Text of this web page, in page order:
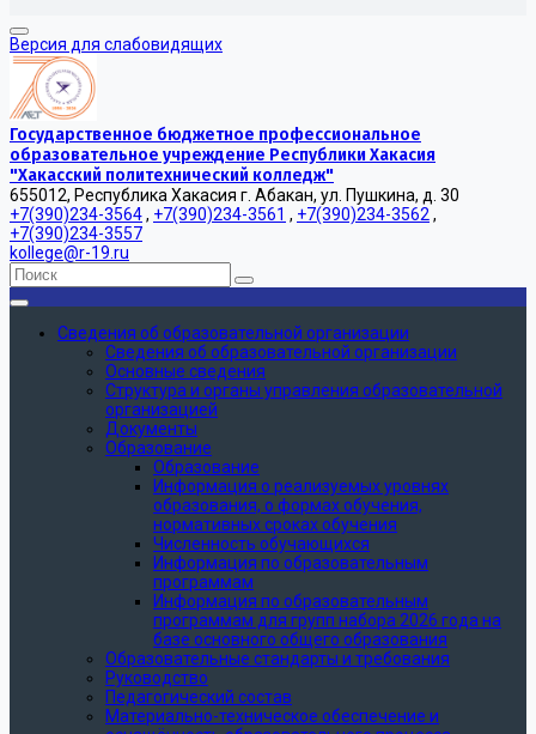
Версия для слабовидящих
Государственное бюджетное профессиональное
образовательное учреждение Республики Хакасия
"Хакасский политехнический колледж"
655012, Республика Хакасия г. Абакан, ул. Пушкина, д. 30
+7(390)234-3564, +7(390)234-3561 , +7(390)234-3562 ,
+7(390)234-3557
kollege@r-19.ru
Сведения об образовательной организации
Сведения об образовательной организации
Основные сведения
Структура и органы управления образовательной
организацией
Документы
Образование
Образование
Информация о реализуемых уровнях
образования, о формах обучения,
нормативных сроках обучения
Численность обучающихся
Информация по образовательным
программам
Информация по образовательным
программам для групп набора 2026 года на
базе основного общего образования
Образовательные стандарты и требования
Руководство
Педагогический состав
Материально-техническое обеспечение и